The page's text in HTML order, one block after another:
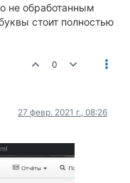
не обработанным
стоит полностью
0
27 февр. 2021 г., 08:26